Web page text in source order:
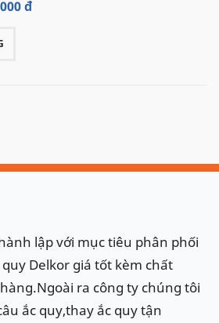
sẽ làm hài lòng quý khách.
đ
lập với mục tiêu phân phối
Delkor giá tốt kèm chất
ra công ty chúng tôi
ắc quy,thay ắc quy tận